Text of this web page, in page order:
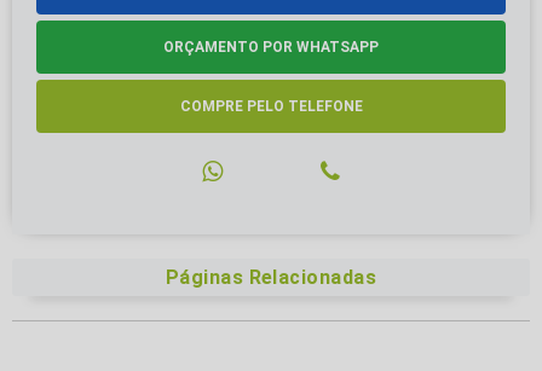
ORÇAMENTO POR WHATSAPP
COMPRE PELO TELEFONE
Páginas Relacionadas